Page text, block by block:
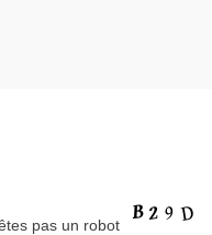
pas un robot